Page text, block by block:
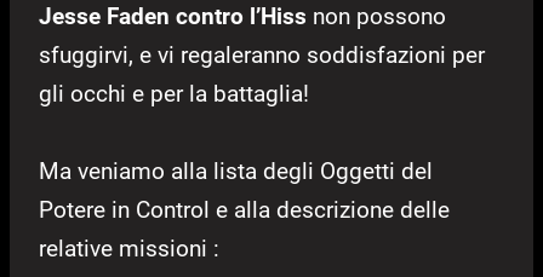
Jesse Faden contro l’Hiss non possono
sfuggirvi, e vi regaleranno soddisfazioni per
gli occhi e per la battaglia!
Ma veniamo alla lista degli Oggetti del
Potere in Control e alla descrizione delle
relative missioni :